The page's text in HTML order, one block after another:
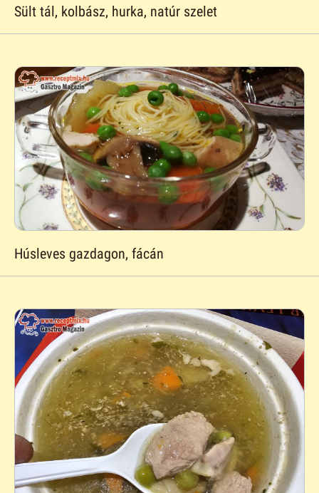
Sült tál, kolbász, hurka, natúr szelet
Húsleves gazdagon, fácán